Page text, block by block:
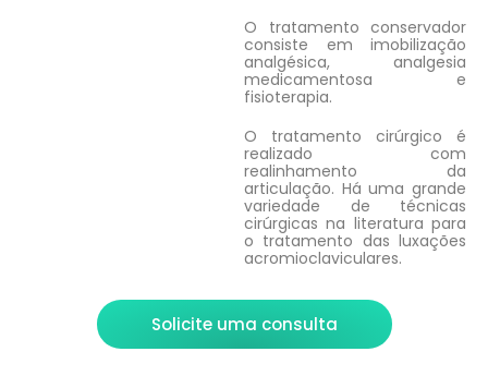
O tratamento conservador
consiste em imobilização
analgésica, analgesia
medicamentosa e
fisioterapia.
O tratamento cirúrgico é
realizado com
realinhamento da
articulação. Há uma grande
variedade de técnicas
cirúrgicas na literatura para
o tratamento das luxações
acromioclaviculares.
Solicite uma consulta